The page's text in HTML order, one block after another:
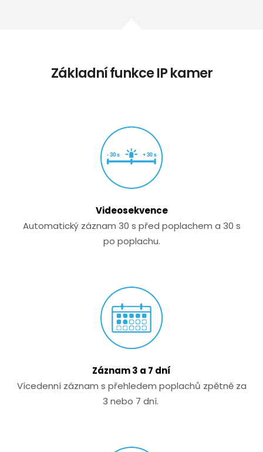
Základní funkce IP kamer
Videosekvence
Automatický záznam 30 s před poplachem a 30 s
po poplachu.
Záznam 3 a 7 dní
Vícedenní záznam s přehledem poplachů zpětně za
3 nebo 7 dní.